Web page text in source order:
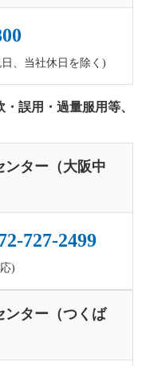
、当社休日を除く)
誤用・過量服用等、
ンター（大阪中
727-2499
)
ンター（つくば